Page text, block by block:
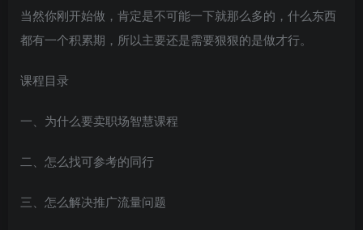
当然你刚开始做，肯定是不可能一下就那么多的，什么东西
都有一个积累期，所以主要还是需要狠狠的是做才行。
课程目录
一、为什么要卖职场智慧课程
二、怎么找可参考的同行
三、怎么解决推广流量问题